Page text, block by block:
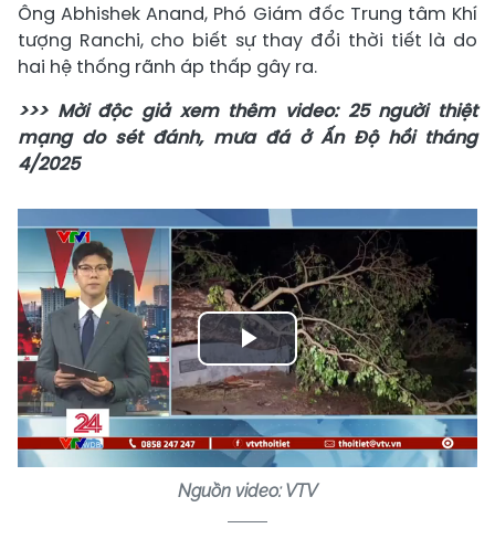
Ông Abhishek Anand, Phó Giám đốc Trung tâm Khí
tượng Ranchi, cho biết sự thay đổi thời tiết là do
hai hệ thống rãnh áp thấp gây ra.
>>> Mời độc giả xem thêm video: 25 người thiệt
mạng do sét đánh, mưa đá ở Ấn Độ hồi tháng
4/2025
Play
Video
Nguồn video: VTV